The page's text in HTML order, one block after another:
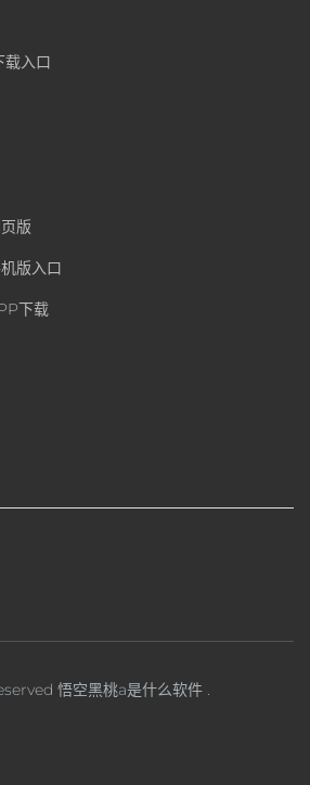
入口
版
版入口
下载
悟空黑桃a是什么软件 .